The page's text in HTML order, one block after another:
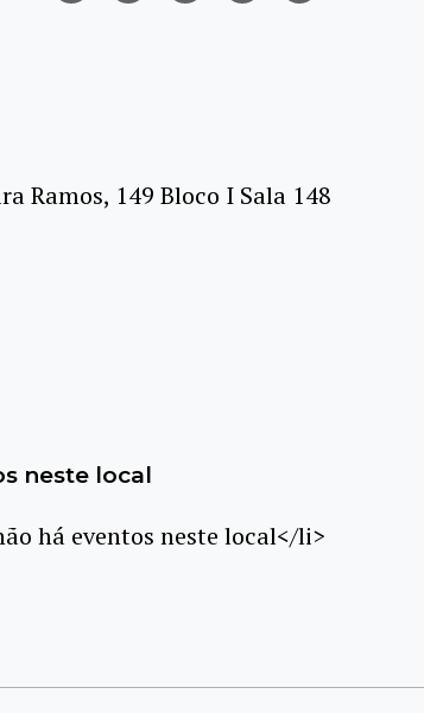
Ramos, 149 Bloco I Sala 148
neste local
há eventos neste local</li>